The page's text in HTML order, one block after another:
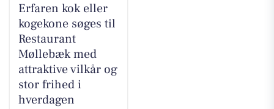
Erfaren kok eller
kogekone søges til
Restaurant
Møllebæk med
attraktive vilkår og
stor frihed i
hverdagen